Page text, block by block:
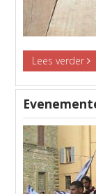
Lees verder